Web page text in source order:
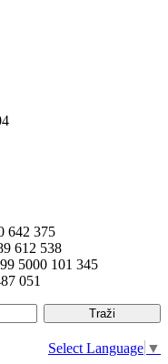
642 375
612 538
5000 101 345
051
Select Language ▼